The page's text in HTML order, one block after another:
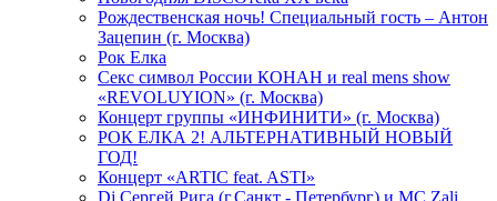
Рождественская ночь! Специальный гость – Антон
Зацепин (г. Москва)
Рок Елка
Секс символ России КОНАН и real mens show
«REVOLUYION» (г. Москва)
Концерт группы «ИНФИНИТИ» (г. Москва)
РОК ЕЛКА 2! АЛЬТЕРНАТИВНЫЙ НОВЫЙ
ГОД!
Концерт «ARTIC feat. ASTI»
Dj Сергей Рига (г.Санкт - Петербург) и MC Zali